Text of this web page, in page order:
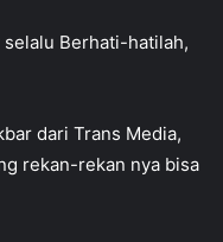
Berhati-hatilah,
dari Trans Media,
rekan-rekan nya bisa